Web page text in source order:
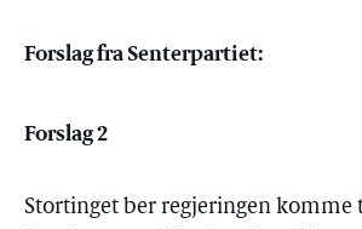
Forslag fra Senterpartiet:
Forslag 2
Stortinget ber regjeringen komme